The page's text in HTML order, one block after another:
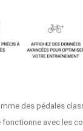
des pédales
avec les